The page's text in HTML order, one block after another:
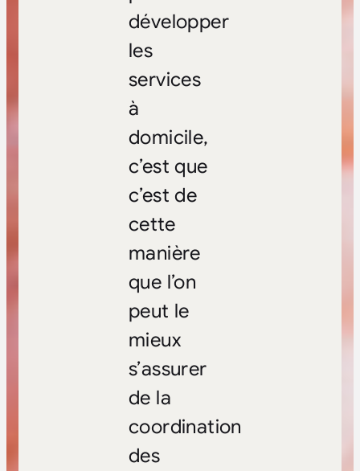
développer
les
services
à
domicile,
c’est que
c’est de
cette
manière
que l’on
peut le
mieux
s’assurer
de la
coordination
des